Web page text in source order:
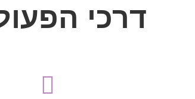
דרכי

מרחבי העולם מתחומים כגון